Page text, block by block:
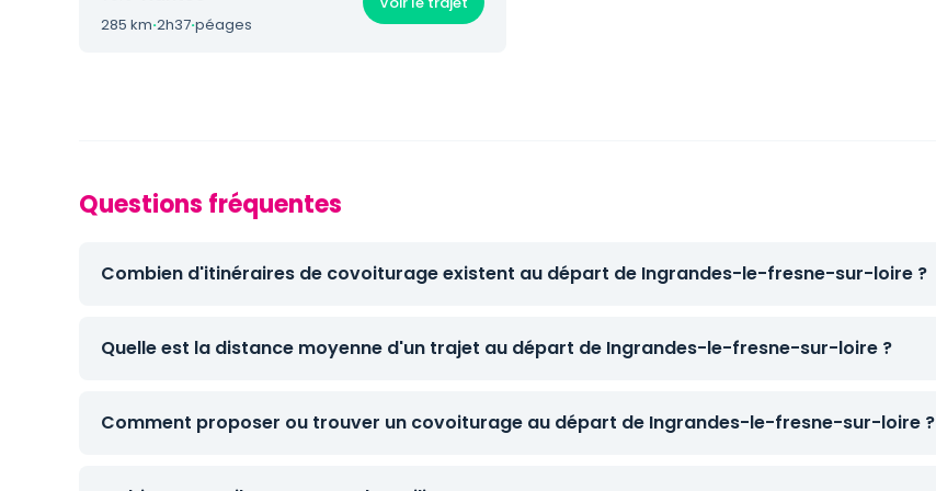
285 km·2h37·péages
Questions fréquentes
Combien d'itinéraires de covoiturage existent au départ de Ingrandes-le-fresne-sur-loire ?
Quelle est la distance moyenne d'un trajet au départ de Ingrandes-le-fresne-sur-loire ?
Comment proposer ou trouver un covoiturage au départ de Ingrandes-le-fresne-sur-loire ?